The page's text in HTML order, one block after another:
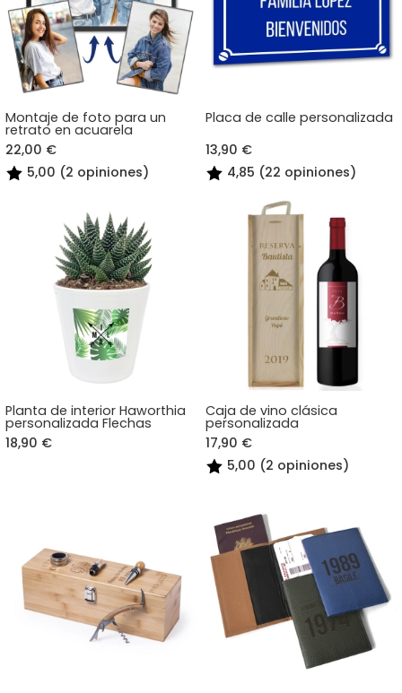
Montaje de foto para un
retrato en acuarela
22,00 €
5,00 (2 opiniones)
Placa de calle personalizada
13,90 €
4,85 (22 opiniones)
Planta de interior Haworthia
personalizada Flechas
18,90 €
Caja de vino clásica
personalizada
17,90 €
5,00 (2 opiniones)